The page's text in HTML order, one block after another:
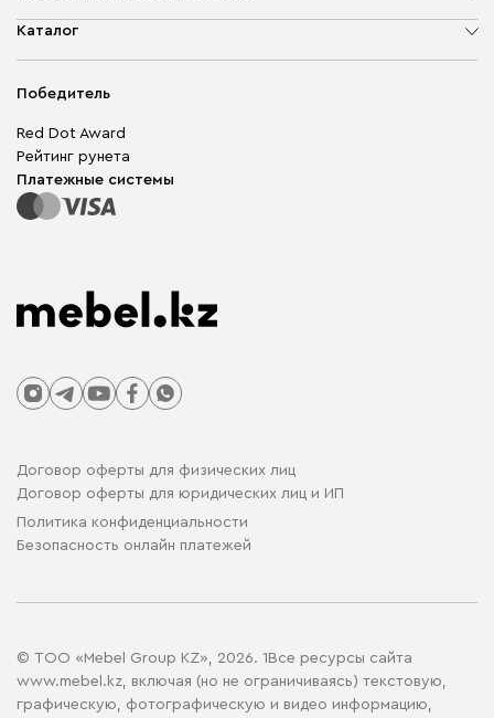
О компании
Гарантия
Для бизнеса
Карта сайта
Каталог
Корпусная мебель
Модульная мебель
Столы и стулья
Победитель
Red Dot Award
Рейтинг рунета
Платежные системы
Договор оферты для физических лиц
Договор оферты для юридических лиц и ИП
Политика конфиденциальности
Безопасность онлайн платежей
© ТОО «Mebel Group KZ», 2026. 1Все ресурсы сайта
www.mebel.kz, включая (но не ограничиваясь) текстовую,
графическую, фотографическую и видео информацию,